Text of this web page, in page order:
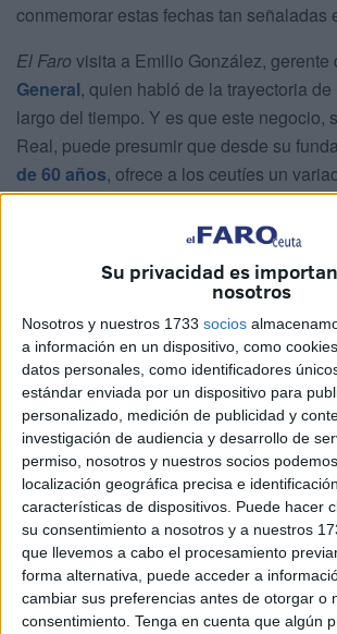
Su privacidad es
nosotros
Nosotros y nuestros 1733 socios
a información en un dispositivo, como
datos personales, como identificadores
estándar enviada por un dispositivo para
personalizado, medición de publicidad y
investigación de audiencia y desarrollo de
permiso, nosotros y nuestros socios
localización geográfica precisa e
características de dispositivos. Puede hacer
su consentimiento a nosotros y a nuestros
que llevemos a cabo el procesamiento
forma alternativa, puede acceder a
cambiar sus preferencias antes de otorgar o
consentimiento. Tenga en cuenta que algún
conmemorar estas fechas tan señaladas
El Faro visita a Emilio González, gerente
General, quien habló de la trayectoria
largo del tiempo. Y es que este negocio,
Real, puede presumir que desde su
de 60 años, ofrece a los ceutíes un
artículos para el montaje del tradicional